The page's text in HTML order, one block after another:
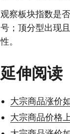
观察板块指数是
号；顶分型出现
性。
延伸阅读
大宗商品涨价
大宗商品价格